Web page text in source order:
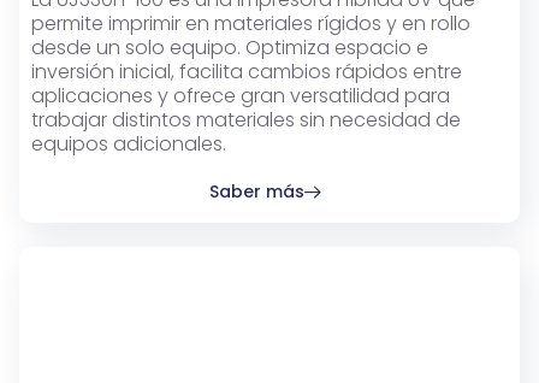
permite imprimir en materiales rígidos y en rollo
desde un solo equipo. Optimiza espacio e
inversión inicial, facilita cambios rápidos entre
aplicaciones y ofrece gran versatilidad para
trabajar distintos materiales sin necesidad de
equipos adicionales.
Saber más